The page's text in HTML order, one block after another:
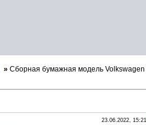
Сборная бумажная модель Volkswagen
23.06.2022, 15:21